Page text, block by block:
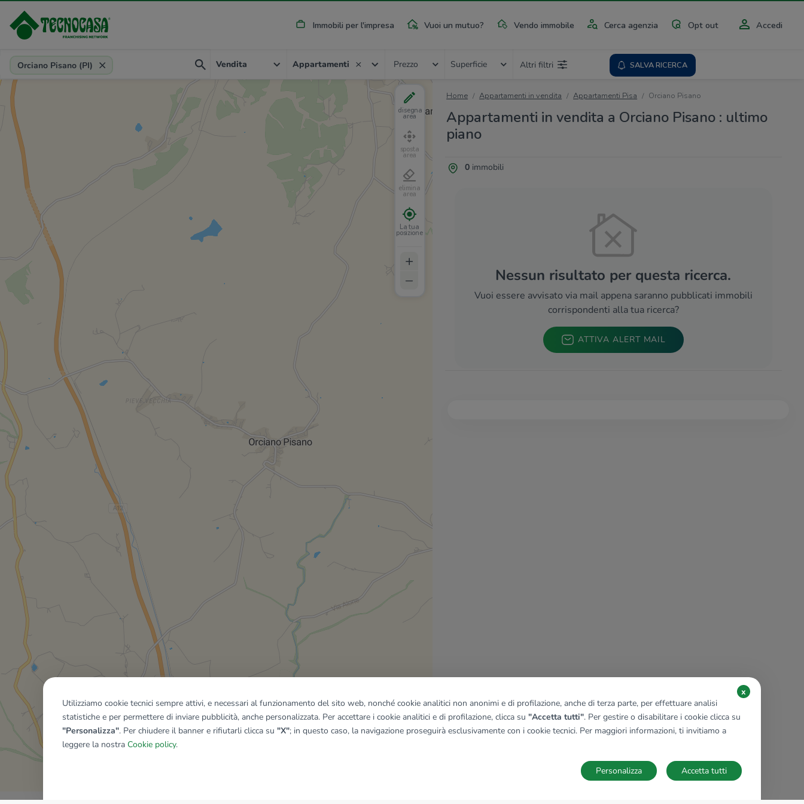
Immobili per l'impresa Vuoi un mutuo? Vendo immobile Cerca agenzia Opt out Accedi
Provincia, comune, zona, riferimento
Orciano Pisano (PI) Vendita Appartamenti Prezzo Superficie Altri filtri SALVA RICERCA
Home Appartamenti in vendita Appartamenti Pisa Orciano Pisano
Appartamenti in vendita a Orciano Pisano : ultimo
piano
0immobili
Nessun risultato per questa ricerca.
Vuoi essere avvisato via mail appena saranno pubblicati immobili
corrispondenti alla tua ricerca?
ATTIVA ALERT MAIL
disegna
area
sposta
area
elimina
area
La tua
posizione
+
–
Mostra tutti gli immobili del riquadro
Utilizziamo cookie tecnici sempre attivi, e necessari al funzionamento del sito web, nonché cookie analitici non anonimi e di profilazione, anche di terza parte, per effettuare analisi
statistiche e per permettere di inviare pubblicità, anche personalizzata. Per accettare i cookie analitici e di profilazione, clicca su "Accetta tutti". Per gestire o disabilitare i cookie clicca su
"Personalizza". Per chiudere il banner e rifiutarli clicca su "X"; in questo caso, la navigazione proseguirà esclusivamente con i cookie tecnici. Per maggiori informazioni, ti invitiamo a
leggere la nostra Cookie policy.
x
Accetta tutti
Personalizza